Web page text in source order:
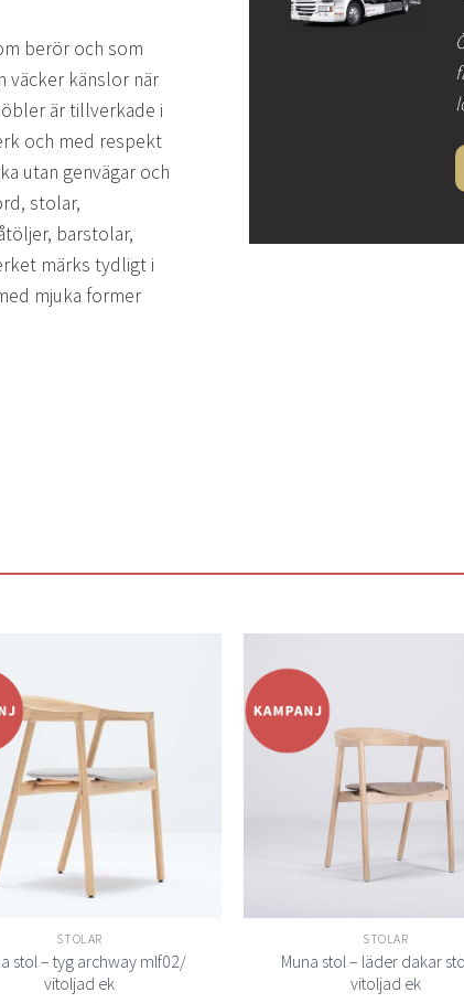
berör och som
väcker känslor när
är tillverkade i
och med respekt
utan genvägar och
stolar,
barstolar,
märks tydligt i
mjuka former
önskelistan
STOLAR
stol – tyg archway mlf02/
vitoljad ek
STOLAR
Muna stol – läder dakar
vitoljad ek